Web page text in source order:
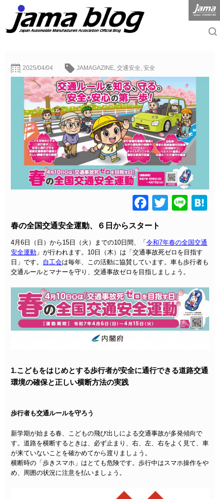
2025/04/04 JAMAGAZINE ,交通安全 ,安全
Facebook
Twitter
Line
春の全国交通安全運動、６日からスタート
4月6日（日）から15日（火）までの10日間、「令和7年春の全国交通
安全運動 」が行われます。10日（木）は「交通事故死ゼロを目指す
日」です。 自工会は毎年、この活動に協賛しています。車も歩行者も
交通ルールとマナーを守り、交通事故ゼロを目指しましょう。
1.こどもをはじめとする歩行者が安全に通行できる道路交通
環境の確保と正しい横断方法の実践
歩行者も交通ルールを守ろう
新学期が始まる春、こどもの飛び出しによる交通事故が多発傾向で
す。道路を横断するときは、必ず止まり、右、左、右をよく見て、車
が来ていないことを確かめてから渡りましょう。
横断時の「歩きスマホ」はとても危険です。歩行中はスマホ操作をや
め、周囲の状況に注意を払いましょう。